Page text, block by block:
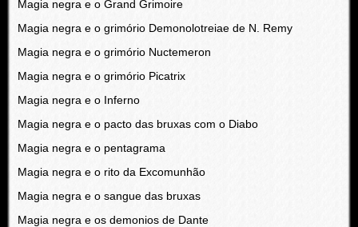
Magia negra e o Grand Grimoire
Magia negra e o grimório Demonolotreiae de N. Remy
Magia negra e o grimório Nuctemeron
Magia negra e o grimório Picatrix
Magia negra e o Inferno
Magia negra e o pacto das bruxas com o Diabo
Magia negra e o pentagrama
Magia negra e o rito da Excomunhão
Magia negra e o sangue das bruxas
Magia negra e os demonios de Dante